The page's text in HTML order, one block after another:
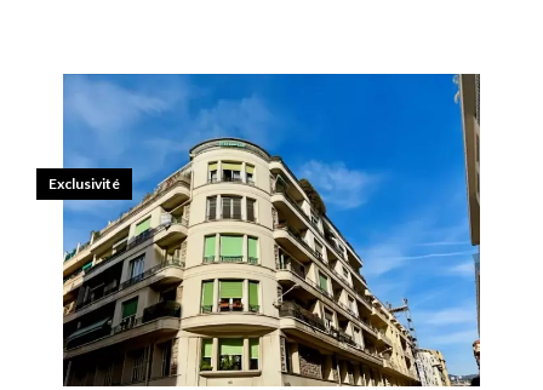
Exclusivité